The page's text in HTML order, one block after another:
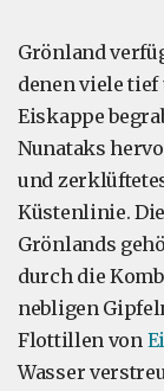
Grönland
denen viele
Eiskappe
Nunataks
und
Küstenlinie.
Grönlands
durch die
nebligen
Flottillen von
Wasser